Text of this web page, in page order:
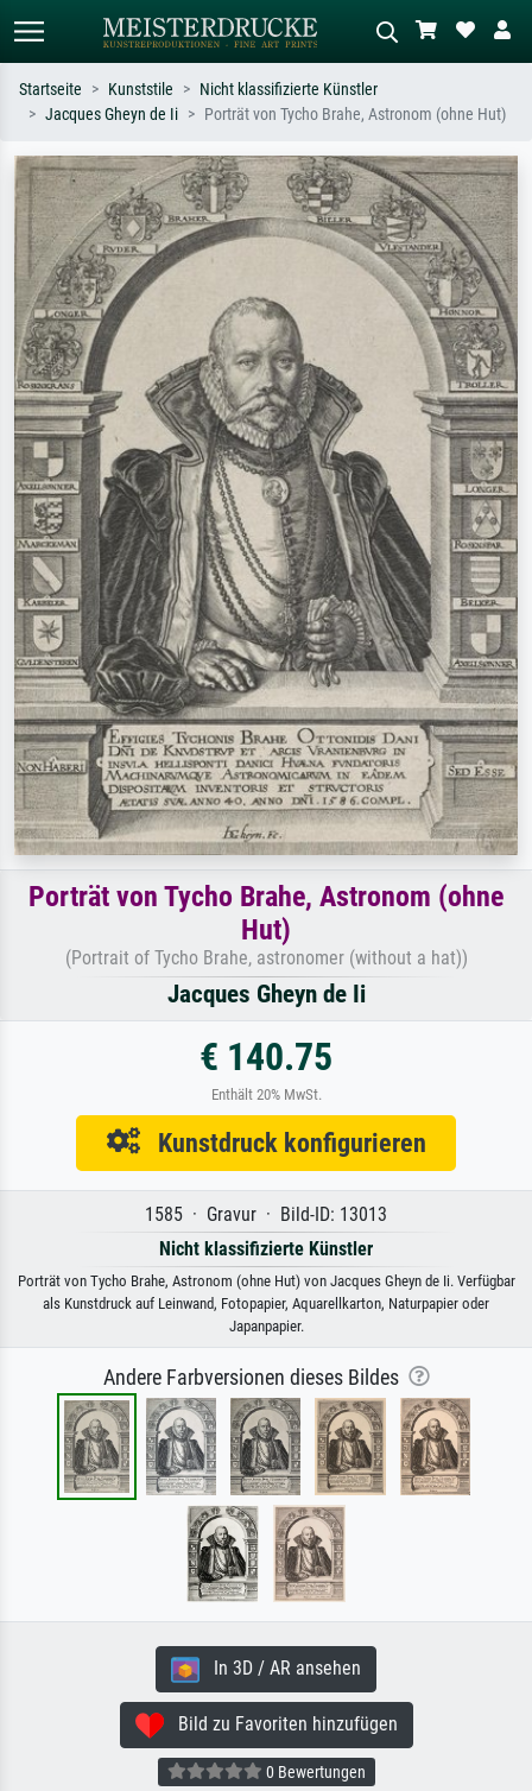
Suchen Sie nach Künstlern, Werktiteln
oder Stilen – z.B. Monet,
Sternennacht, Impressionismus, Welle
Hokusai, Akt.
Beschreiben Sie die Szene – z.B. Grüne
Wiese, Abstrakt mit viel Rot, Dunkles
Ölgemälde, Stehender Akt neben einem
Baum.
Startseite Kunststile
Nicht klassifizierte Künstler
Jacques Gheyn de Ii
Porträt von Tycho Brahe, Astronom (ohne Hut)
Porträt von Tycho Brahe, Astronom (ohne
Hut)
(Portrait of Tycho Brahe, astronomer (without a hat))
Jacques Gheyn de Ii
€ 140.75
Enthält 20% MwSt.
Kunstdruck konfigurieren
1585 · Gravur · Bild-ID: 13013
Nicht klassifizierte Künstler
Porträt von Tycho Brahe, Astronom (ohne Hut) von Jacques Gheyn de Ii. Verfügbar
als Kunstdruck auf Leinwand, Fotopapier, Aquarellkarton, Naturpapier oder
Japanpapier.
Andere Farbversionen dieses Bildes
In 3D / AR ansehen
Bild zu Favoriten hinzufügen
0 Bewertungen